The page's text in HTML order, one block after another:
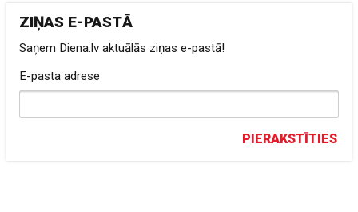
ZIŅAS E-PASTĀ
Saņem Diena.lv aktuālās ziņas e-pastā!
E-pasta adrese
PIERAKSTĪTIES